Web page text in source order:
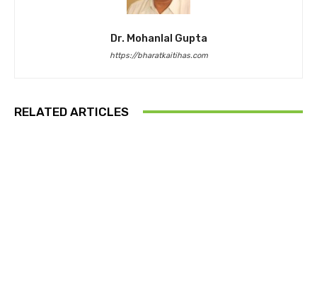
Dr. Mohanlal Gupta
https://bharatkaitihas.com
RELATED ARTICLES